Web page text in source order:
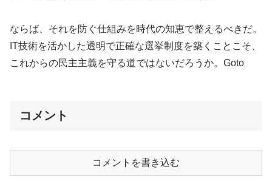
ならば、それを防ぐ仕組みを時代の知恵で整えるべきだ。
IT技術を活かした透明で正確な選挙制度を築くことこそ、
これからの民主主義を守る道ではないだろうか。Goto
コメント
コメントを書き込む